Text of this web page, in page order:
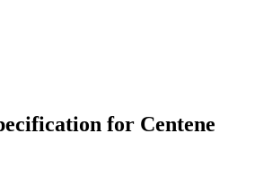
for Centene